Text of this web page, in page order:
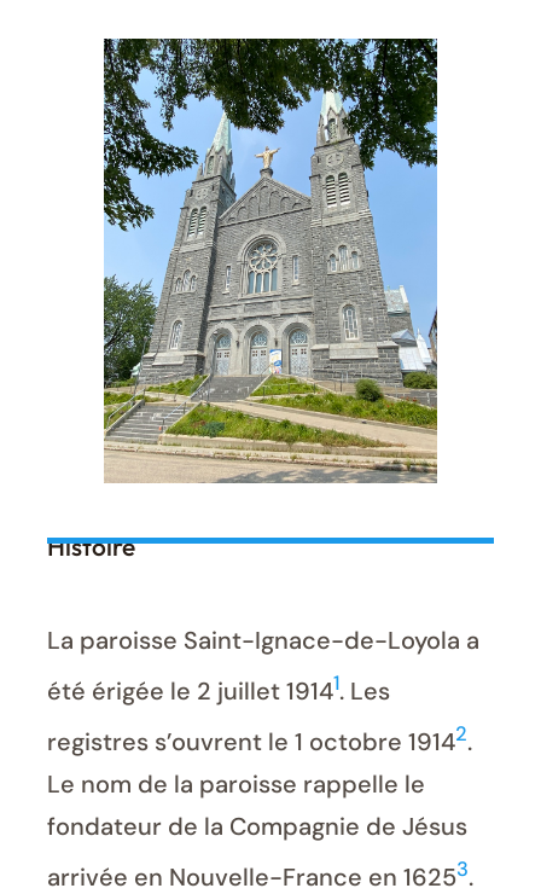
Histoire
La paroisse Saint-Ignace-de-Loyola a
été érigée le 2 juillet 19141. Les
registres s’ouvrent le 1 octobre 19142.
Le nom de la paroisse rappelle le
fondateur de la Compagnie de Jésus
arrivée en Nouvelle-France en 16253.